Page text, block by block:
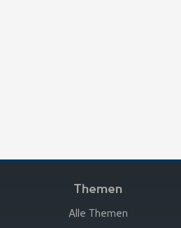
Themen
Alle Themen